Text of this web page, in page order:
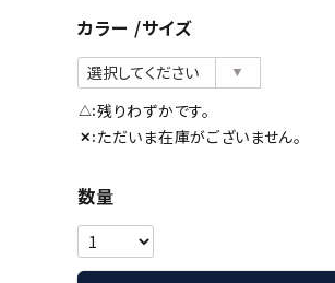
カラー サイズ
△ 残りわずかです。
✕ ただいま在庫がございません。